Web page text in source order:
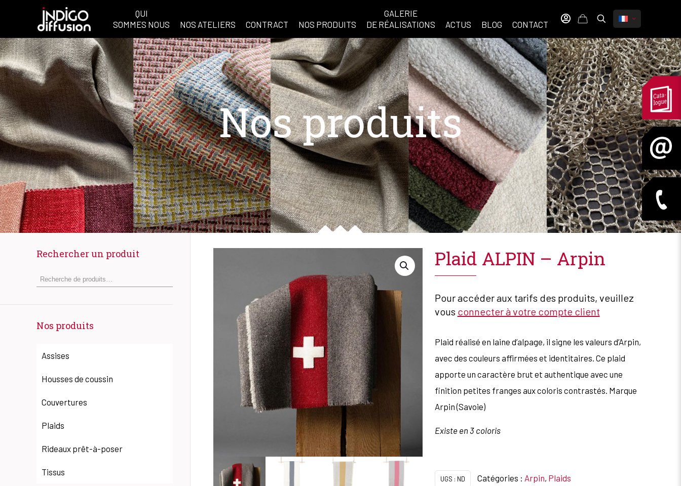
QUI
SOMMES NOUS
NOS ATELIERS CONTRACT NOS PRODUITS
GALERIE
DE RÉALISATIONS
ACTUS BLOG CONTACT
Nos produits
Plaid ALPIN – Arpin
Pour accéder aux tarifs des produits, veuillez
vous connecter à votre compte client
Plaid réalisé en laine d’alpage, il signe les valeurs d’Arpin,
avec des couleurs affirmées et identitaires. Ce plaid
apporte un caractère brut et authentique avec une
finition petites franges aux coloris contrastés. Marque
Arpin (Savoie)
Existe en 3 coloris
UGS : ND Catégories : Arpin, Plaids
Rechercher un produit
Nos produits
Assises
Housses de coussin
Couvertures
Plaids
Rideaux prêt-à-poser
Tissus